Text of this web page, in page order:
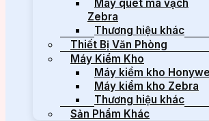
Máy quét mã vạch
Zebra
Thương hiệu khác
Thiết Bị Văn Phòng
Máy Kiểm Kho
Máy kiểm kho
Máy kiểm kho Zebra
Thương hiệu khác
Sản Phẩm Khác